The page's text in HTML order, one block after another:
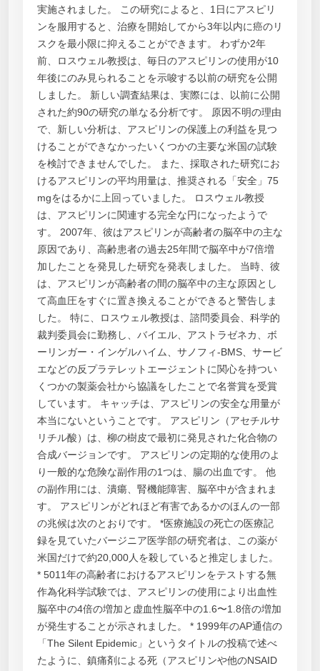
実施されました。 この研究によると、1日にアスピリ
ンを服用すると、治療を開始してから3年以内に癌のリ
スクを最小限に抑えることができます。 わずか2年
前、ロスウェル教授は、毎日のアスピリンの使用が10
年後にのみ見られることを示唆する以前の研究を公開
しました。 新しい調査結果は、実際には、以前に公開
された約90の研究の単なる分析です。 原因不明の理由
で、新しい分析は、アスピリンの保護上の利益を見つ
けることができなかったいくつかの主要な米国の試験
を検討できませんでした。 また、採取された研究にお
けるアスピリンの平均用量は、推奨される「安全」75
mgをはるかに上回っていました。 ロスウェル教授
は、アスピリンに関連する完全な円になったようで
す。 2007年、彼はアスピリンが高齢者の脳卒中の主な
原因であり、高齢患者の過去25年間で脳卒中が7倍増
加したことを発見した研究を発表しました。 当時、彼
は、アスピリンが高齢者の間の脳卒中の主な原因とし
て高血圧をすぐに置き換えることができると警告しま
した。 特に、ロスウェル教授は、諮問委員会、科学的
裁判委員会に勤務し、バイエル、アストラゼネカ、ボ
ーリンガー・インゲルハイム、サノフィ-BMS、サービ
エなどの反プラテレットエージェントに関心を持つい
くつかの製薬会社から協議をしたことで名誉賞を受賞
しています。 キャッチは、アスピリンの安全な用量が
本当にないということです。 アスピリン（アセチルサ
リチル酸）は、柳の樹皮で最初に発見された化合物の
合成バージョンです。 アスピリンの定期的な使用のよ
り一般的な危険な副作用の1つは、腸の出血です。 他
の副作用には、潰瘍、腎機能障害、脳卒中が含まれま
す。 アスピリンがどれほど有害であるかのほんの一部
の兆候は次のとおりです。 *医療施設の死亡の医療記
録を見ていたバージニア医学部の研究者は、この薬が
米国だけで約20,000人を殺していると推定しました。
* 5011年の高齢者におけるアスピリンをテストする無
作為化科学試験では、アスピリンの使用により出血性
脳卒中の4倍の増加と虚血性脳卒中の1.6〜1.8倍の増加
が発生することが示されました。 * 1999年のAP通信の
「The Silent Epidemic」というタイトルの投稿で述べ
たように、鎮痛剤による死（アスピリンや他のNSAID